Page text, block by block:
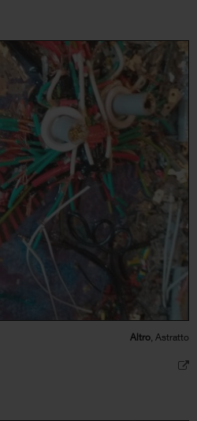
Altro, Astratto